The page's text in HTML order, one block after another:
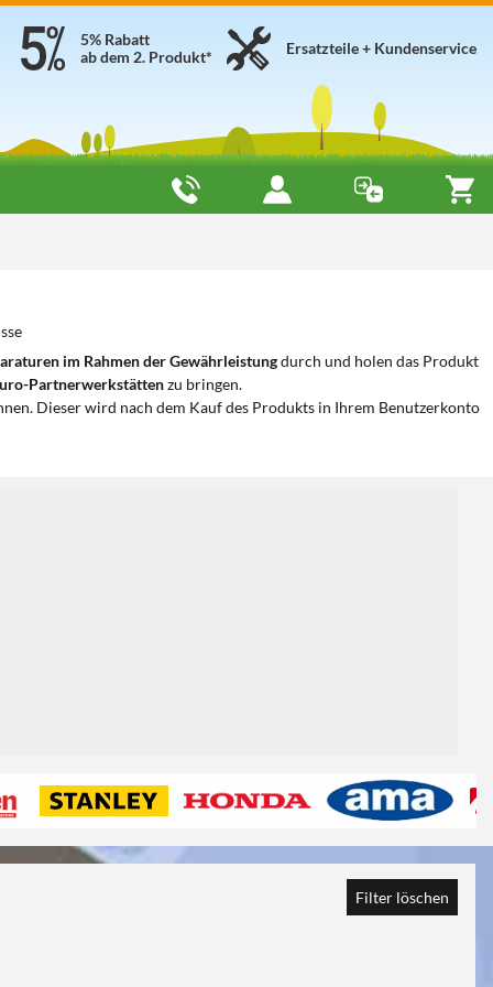
Ersatzteile + Kundenservice
5% Rabatt
ab dem 2. Produkt*
im Rahmen der Gewährleistungdurch und holen das Produkt
Partnerwerkstättenzu bringen.
Dieser wird nach dem Kauf des Produkts in Ihrem Benutzerkonto
Filter löschen